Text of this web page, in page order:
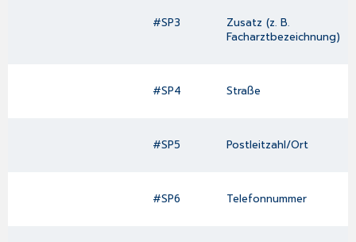
#SP3
Zusatz (z. B.
Facharztbezeichnung)
#SP4 Straße
#SP5 Postleitzahl/Ort
#SP6 Telefonnummer